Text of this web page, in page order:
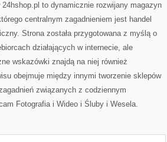
24hshop.pl to dynamicznie rozwijany magazyn
centralnym zagadnieniem jest handel
Strona została przygotowana z myślą o
działających w internecie, ale
wskazówki znajdą na niej również
obejmuje między innymi tworzenie sklepów
związanych z codziennym
Fotografia i Wideo i Śluby i Wesela.